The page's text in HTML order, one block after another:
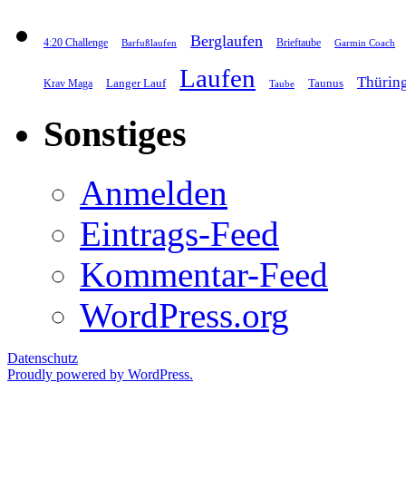
4:20 Challenge Barfußlaufen Berglaufen Brieftaube Garmin Coach
Krav Maga Langer Lauf Laufen Taube Taunus
Sonstiges
Anmelden
Eintrags-Feed
Kommentar-Feed
WordPress.org
Datenschutz
Proudly powered by WordPress.